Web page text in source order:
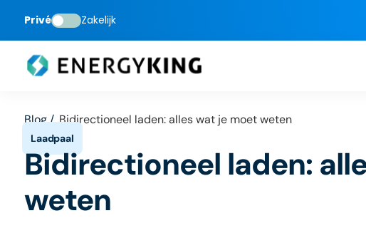
Privé Zakelijk
Blog / Bidirectioneel laden: alles wat je moet weten
Bidirectioneel laden:
weten